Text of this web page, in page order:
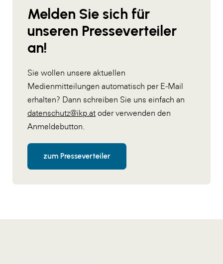
Melden Sie sich für
unseren Presseverteiler
an!
Sie wollen unsere aktuellen
Medienmitteilungen automatisch per E-Mail
erhalten? Dann schreiben Sie uns einfach an
datenschutz@ikp.at oder verwenden den
Anmeldebutton.
zum Presseverteiler